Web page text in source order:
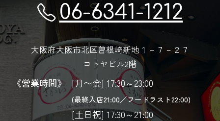
06-6341-1212
大阪府大阪市北区曽根崎新地１－７－２７
コトヤビル2階
《営業時間》 [月〜金] 17:30～23:00
(最終入店21:00／フードラスト22:00)
[土日祝] 17:30～21:00